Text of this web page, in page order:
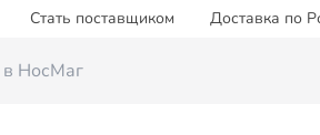
Стать поставщиком Доставка по